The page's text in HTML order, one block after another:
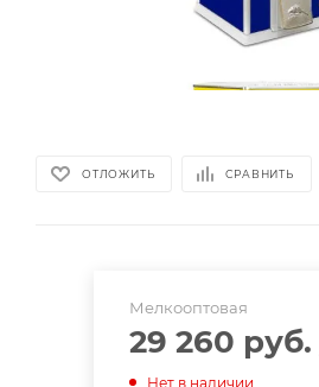
ОТЛОЖИТЬ СРАВНИТЬ
Мелкооптовая
29 260 руб.
Нет в наличии